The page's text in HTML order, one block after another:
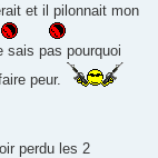
et il pilonnait mon
sais pas pourquoi
peur.
perdu les 2